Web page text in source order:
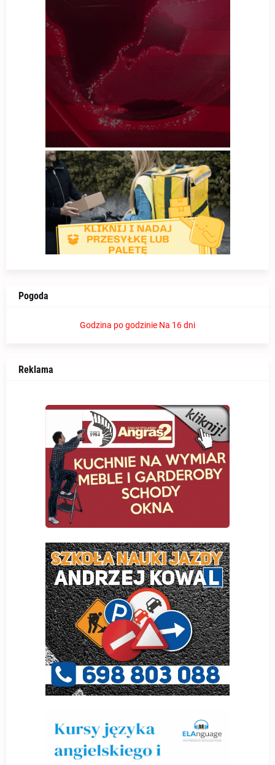
Pogoda
Godzina po godzinie Na 16 dni
Reklama